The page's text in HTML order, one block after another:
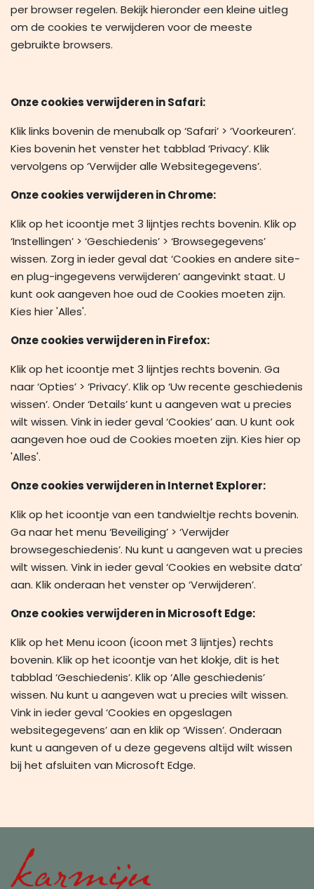
per browser regelen. Bekijk hieronder een kleine uitleg
om de cookies te verwijderen voor de meeste
gebruikte browsers.
Onze cookies verwijderen in Safari:
Klik links bovenin de menubalk op ‘Safari’ > ‘Voorkeuren’.
Kies bovenin het venster het tabblad ‘Privacy’. Klik
vervolgens op ‘Verwijder alle Websitegegevens’.
Onze cookies verwijderen in Chrome:
Klik op het icoontje met 3 lijntjes rechts bovenin. Klik op
‘Instellingen’ > ‘Geschiedenis’ > ‘Browsegegevens’
wissen. Zorg in ieder geval dat ‘Cookies en andere site-
en plug-ingegevens verwijderen’ aangevinkt staat. U
kunt ook aangeven hoe oud de Cookies moeten zijn.
Kies hier 'Alles'.
Onze cookies verwijderen in Firefox:
Klik op het icoontje met 3 lijntjes rechts bovenin. Ga
naar ‘Opties’ > ‘Privacy’. Klik op ‘Uw recente geschiedenis
wissen’. Onder ‘Details’ kunt u aangeven wat u precies
wilt wissen. Vink in ieder geval ‘Cookies’ aan. U kunt ook
aangeven hoe oud de Cookies moeten zijn. Kies hier op
'Alles'.
Onze cookies verwijderen in Internet Explorer:
Klik op het icoontje van een tandwieltje rechts bovenin.
Ga naar het menu ‘Beveiliging’ > ‘Verwijder
browsegeschiedenis’. Nu kunt u aangeven wat u precies
wilt wissen. Vink in ieder geval ‘Cookies en website data’
aan. Klik onderaan het venster op ‘Verwijderen’.
Onze cookies verwijderen in Microsoft Edge:
Klik op het Menu icoon (icoon met 3 lijntjes) rechts
bovenin. Klik op het icoontje van het klokje, dit is het
tabblad ‘Geschiedenis’. Klik op ‘Alle geschiedenis’
wissen. Nu kunt u aangeven wat u precies wilt wissen.
Vink in ieder geval ‘Cookies en opgeslagen
websitegegevens’ aan en klik op ‘Wissen’. Onderaan
kunt u aangeven of u deze gegevens altijd wilt wissen
bij het afsluiten van Microsoft Edge.